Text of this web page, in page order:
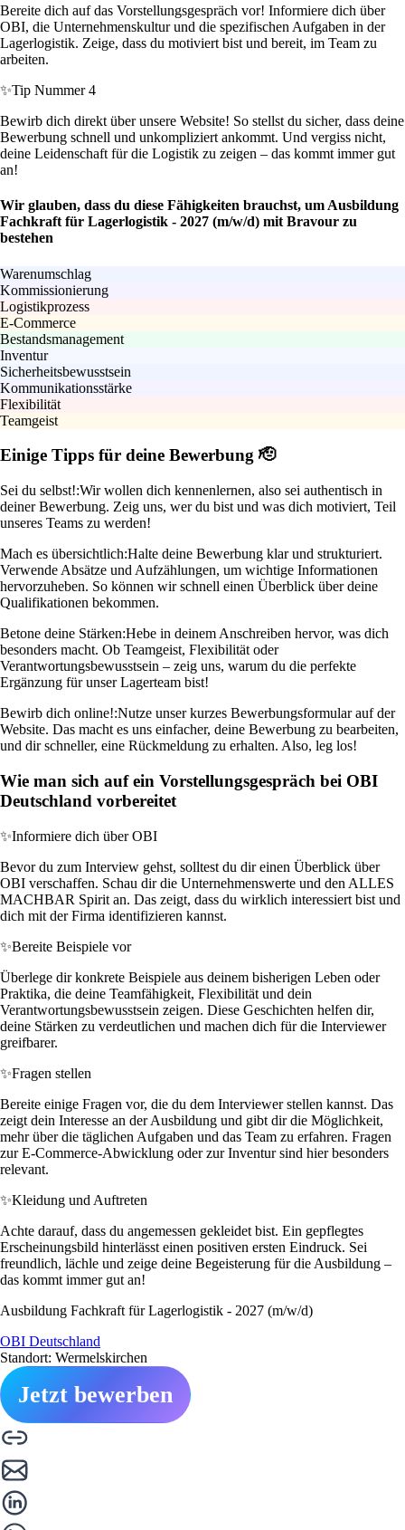
Bereite dich auf das Vorstellungsgespräch vor! Informiere dich über
OBI, die Unternehmenskultur und die spezifischen Aufgaben in der
Lagerlogistik. Zeige, dass du motiviert bist und bereit, im Team zu
arbeiten.
✨Tip Nummer 4
Bewirb dich direkt über unsere Website! So stellst du sicher, dass deine
Bewerbung schnell und unkompliziert ankommt. Und vergiss nicht,
deine Leidenschaft für die Logistik zu zeigen – das kommt immer gut
an!
Wir glauben, dass du diese Fähigkeiten brauchst, um Ausbildung
Fachkraft für Lagerlogistik - 2027 (m/w/d) mit Bravour zu
bestehen
Warenumschlag
Kommissionierung
Logistikprozess
E-Commerce
Bestandsmanagement
Inventur
Sicherheitsbewusstsein
Kommunikationsstärke
Flexibilität
Teamgeist
Einige Tipps für deine Bewerbung 🫡
Sei du selbst!:Wir wollen dich kennenlernen, also sei authentisch in
deiner Bewerbung. Zeig uns, wer du bist und was dich motiviert, Teil
unseres Teams zu werden!
Mach es übersichtlich:Halte deine Bewerbung klar und strukturiert.
Verwende Absätze und Aufzählungen, um wichtige Informationen
hervorzuheben. So können wir schnell einen Überblick über deine
Qualifikationen bekommen.
Betone deine Stärken:Hebe in deinem Anschreiben hervor, was dich
besonders macht. Ob Teamgeist, Flexibilität oder
Verantwortungsbewusstsein – zeig uns, warum du die perfekte
Ergänzung für unser Lagerteam bist!
Bewirb dich online!:Nutze unser kurzes Bewerbungsformular auf der
Website. Das macht es uns einfacher, deine Bewerbung zu bearbeiten,
und dir schneller, eine Rückmeldung zu erhalten. Also, leg los!
Wie man sich auf ein Vorstellungsgespräch bei OBI
Deutschland vorbereitet
✨Informiere dich über OBI
Bevor du zum Interview gehst, solltest du dir einen Überblick über
OBI verschaffen. Schau dir die Unternehmenswerte und den ALLES
MACHBAR Spirit an. Das zeigt, dass du wirklich interessiert bist und
dich mit der Firma identifizieren kannst.
✨Bereite Beispiele vor
Überlege dir konkrete Beispiele aus deinem bisherigen Leben oder
Praktika, die deine Teamfähigkeit, Flexibilität und dein
Verantwortungsbewusstsein zeigen. Diese Geschichten helfen dir,
deine Stärken zu verdeutlichen und machen dich für die Interviewer
greifbarer.
✨Fragen stellen
Bereite einige Fragen vor, die du dem Interviewer stellen kannst. Das
zeigt dein Interesse an der Ausbildung und gibt dir die Möglichkeit,
mehr über die täglichen Aufgaben und das Team zu erfahren. Fragen
zur E-Commerce-Abwicklung oder zur Inventur sind hier besonders
relevant.
✨Kleidung und Auftreten
Achte darauf, dass du angemessen gekleidet bist. Ein gepflegtes
Erscheinungsbild hinterlässt einen positiven ersten Eindruck. Sei
freundlich, lächle und zeige deine Begeisterung für die Ausbildung –
das kommt immer gut an!
Ausbildung Fachkraft für Lagerlogistik - 2027 (m/w/d)
OBI Deutschland
Standort: Wermelskirchen
Jetzt bewerben